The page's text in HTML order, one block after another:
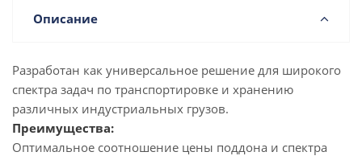
Описание
Разработан как универсальное решение для широкого
спектра задач по транспортировке и хранению
различных индустриальных грузов.
Преимущества:
Оптимальное соотношение цены поддона и спектра